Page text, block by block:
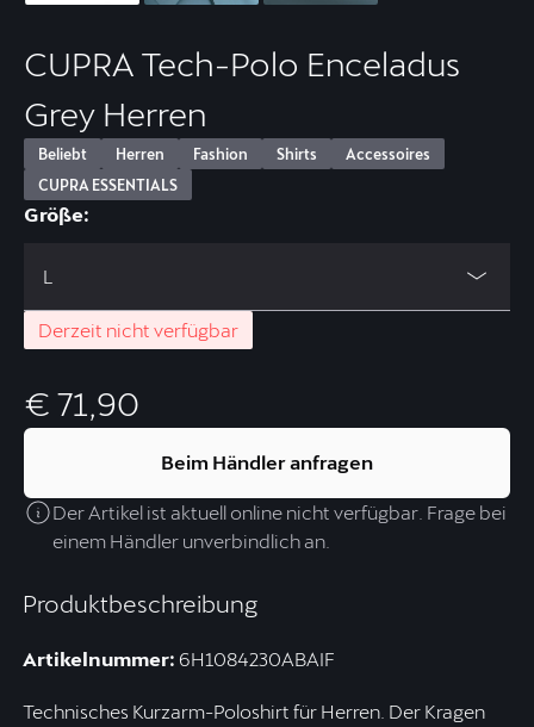
Produktbeschreibung
Artikelnummer: 6H1084230ABAIF
Technisches Kurzarm-Poloshirt für Herren. Der Kragen
CUPRA Tech-Polo Enceladus
Grey Herren
Beliebt Herren Fashion Shirts
Accessoires
CUPRA ESSENTIALS
Größe:
L
Derzeit nicht verfügbar
€ 71,90
Beim Händler anfragen
Der Artikel ist aktuell online nicht verfügbar. Frage bei
einem Händler unverbindlich an.